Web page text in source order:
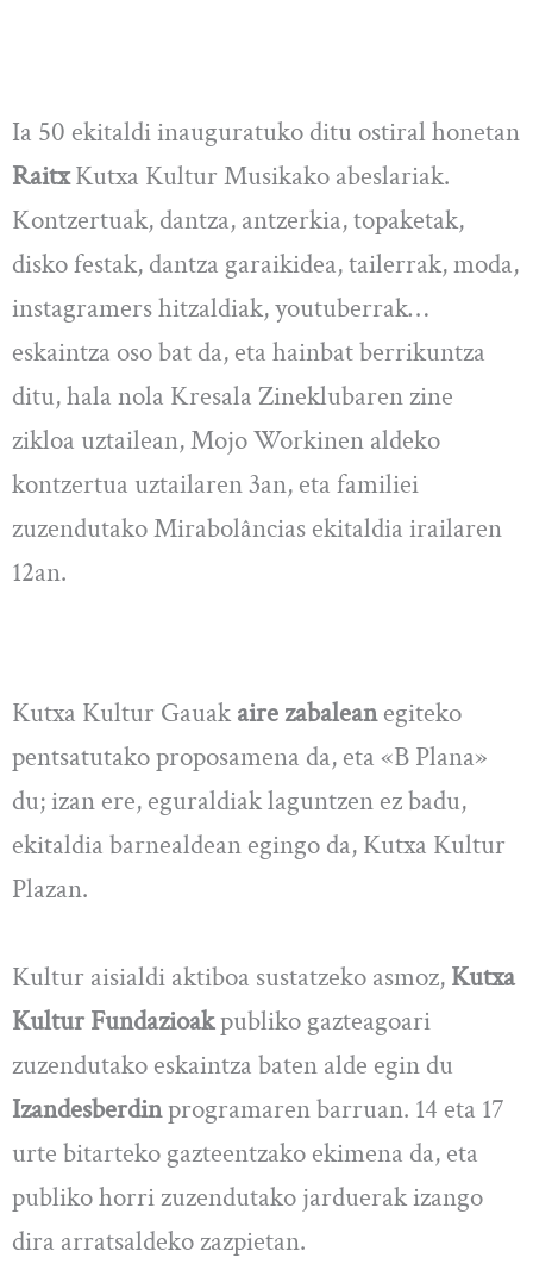
Ia 50 ekitaldi inauguratuko ditu ostiral honetan
RaitxKutxa Kultur Musikako abeslariak.
Kontzertuak, dantza, antzerkia, topaketak,
disko festak, dantza garaikidea, tailerrak, moda,
instagramers hitzaldiak, youtuberrak…
eskaintza oso bat da, eta hainbat berrikuntza
ditu, hala nola Kresala Zineklubaren zine
zikloa uztailean, Mojo Workinen aldeko
kontzertua uztailaren 3an, eta familiei
zuzendutako Mirabolâncias ekitaldia irailaren
12an.
Kutxa Kultur Gauakaire zabaleanegiteko
pentsatutako proposamena da, eta «B Plana»
du; izan ere, eguraldiak laguntzen ez badu,
ekitaldia barnealdean egingo da, Kutxa Kultur
Plazan.
Kultur aisialdi aktiboa sustatzeko asmoz, Kutxa
Kultur Fundazioakpubliko gazteagoari
zuzendutako eskaintza baten alde egin du
Izandesberdinprogramaren barruan. 14 eta 17
urte bitarteko gazteentzako ekimena da, eta
publiko horri zuzendutako jarduerak izango
dira arratsaldeko zazpietan.